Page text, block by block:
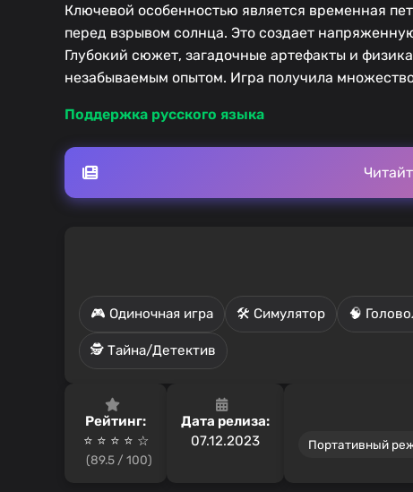
Ключевой особенностью является временная
перед взрывом солнца. Это создает
Глубокий сюжет, загадочные артефакты и
незабываемым опытом. Игра получила
Поддержка русского языка
🎮 Одиночная игра 🛠️ Симулятор 🧠
🕵️ Тайна/Детектив
Рейтинг:
⭐ ⭐ ⭐ ⭐ ☆
(89.5 / 100)
Дата релиза:
07.12.2023
Портативный